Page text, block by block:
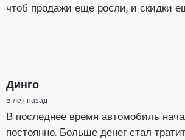
чтоб продажи еще росли, и скидки
Динго
5 лет назад
В последнее время автомобиль
постоянно. Больше денег стал